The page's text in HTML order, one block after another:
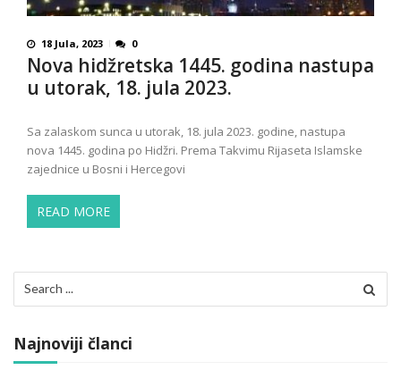
18 Jula, 2023 0
Nova hidžretska 1445. godina nastupa
u utorak, 18. jula 2023.
Sa zalaskom sunca u utorak, 18. jula 2023. godine, nastupa
nova 1445. godina po Hidžri. Prema Takvimu Rijaseta Islamske
zajednice u Bosni i Hercegovi
READ MORE
for:
Najnoviji članci